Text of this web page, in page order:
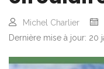
Michel Charlier
Dernière mise à jour: 20